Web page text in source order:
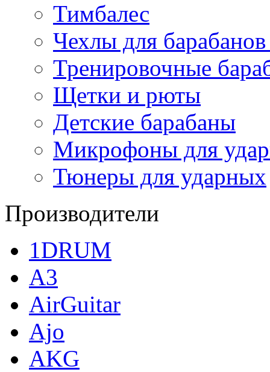
Тимбалес
Чехлы для
Тренировочные
Щетки и рюты
Детские барабаны
Микрофоны для
Тюнеры для ударных
Производители
1DRUM
A3
AirGuitar
Ajo
AKG